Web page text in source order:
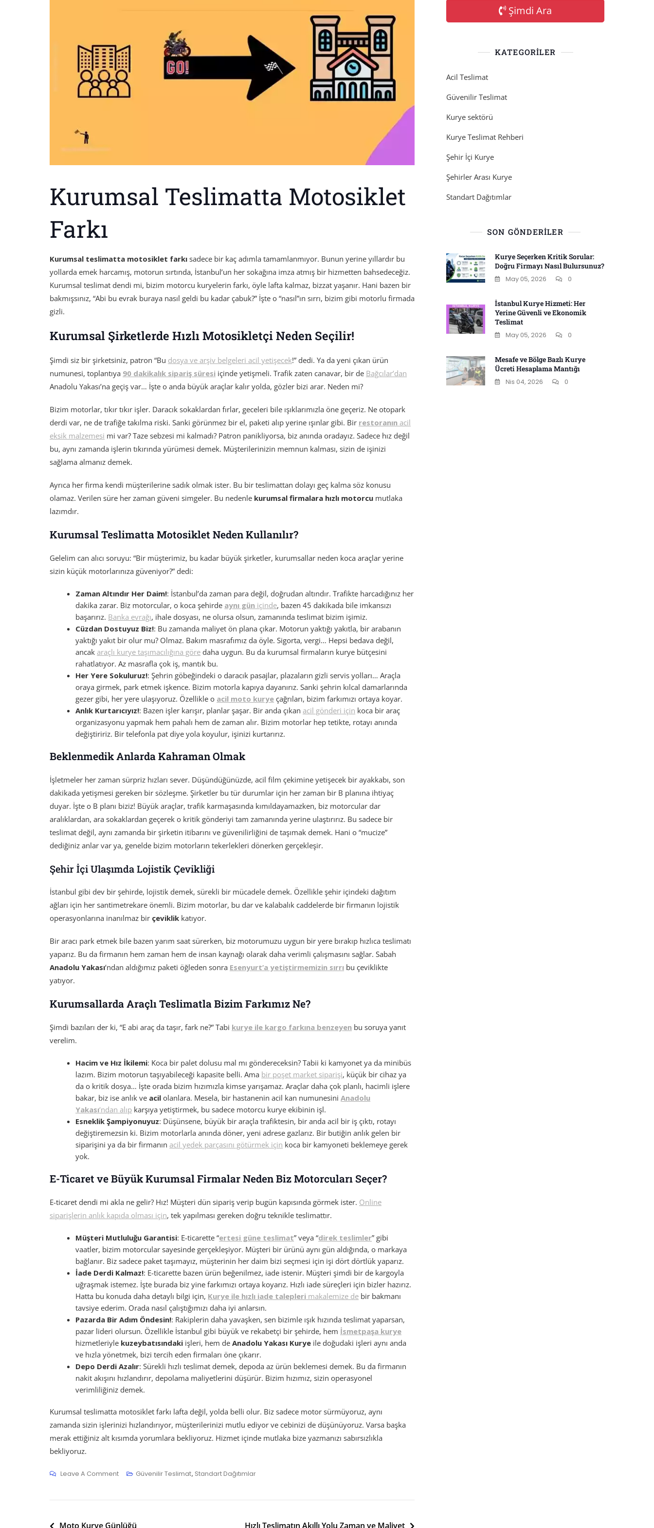
Kurumsal Teslimatta Motosiklet
Farkı
Kurumsal teslimatta motosiklet farkı sadece bir kaç adımla tamamlanmıyor. Bunun yerine yıllardır bu
yollarda emek harcamış, motorun sırtında, İstanbul’un her sokağına imza atmış bir hizmetten bahsedeceğiz.
Kurumsal teslimat dendi mi, bizim motorcu kuryelerin farkı, öyle lafta kalmaz, bizzat yaşanır. Hani bazen bir
bakmışsınız, “Abi bu evrak buraya nasıl geldi bu kadar çabuk?” İşte o “nasıl”ın sırrı, bizim gibi motorlu firmada
gizli.
Kurumsal Şirketlerde Hızlı Motosikletçi Neden Seçilir!
Şimdi siz bir şirketsiniz, patron “Bu dosya ve arşiv belgeleri acil yetişecek!” dedi. Ya da yeni çıkan ürün
numunesi, toplantıya 90 dakikalık sipariş süresi içinde yetişmeli. Trafik zaten canavar, bir de Bağcılar’dan
Anadolu Yakası’na geçiş var… İşte o anda büyük araçlar kalır yolda, gözler bizi arar. Neden mi?
Bizim motorlar, tıkır tıkır işler. Daracık sokaklardan fırlar, geceleri bile ışıklarımızla öne geçeriz. Ne otopark
derdi var, ne de trafiğe takılma riski. Sanki görünmez bir el, paketi alıp yerine ışınlar gibi. Bir restoranın acil
eksik malzemesi mi var? Taze sebzesi mi kalmadı? Patron panikliyorsa, biz anında oradayız. Sadece hız değil
bu, aynı zamanda işlerin tıkırında yürümesi demek. Müşterilerinizin memnun kalması, sizin de işinizi
sağlama almanız demek.
Ayrıca her firma kendi müşterilerine sadık olmak ister. Bu bir teslimattan dolayı geç kalma söz konusu
olamaz. Verilen süre her zaman güveni simgeler. Bu nedenle kurumsal firmalara hızlı motorcu mutlaka
lazımdır.
Kurumsal Teslimatta Motosiklet Neden Kullanılır?
Gelelim can alıcı soruyu: “Bir müşterimiz, bu kadar büyük şirketler, kurumsallar neden koca araçlar yerine
sizin küçük motorlarınıza güveniyor?” dedi:
Zaman Altındır Her Daim!: İstanbul’da zaman para değil, doğrudan altındır. Trafikte harcadığınız her
dakika zarar. Biz motorcular, o koca şehirde aynı gün içinde, bazen 45 dakikada bile imkansızı
başarırız. Banka evrağı, ihale dosyası, ne olursa olsun, zamanında teslimat bizim işimiz.
Cüzdan Dostuyuz Biz!: Bu zamanda maliyet ön plana çıkar. Motorun yaktığı yakıtla, bir arabanın
yaktığı yakıt bir olur mu? Olmaz. Bakım masrafımız da öyle. Sigorta, vergi… Hepsi bedava değil,
ancak araçlı kurye taşımacılığına göre daha uygun. Bu da kurumsal firmaların kurye bütçesini
rahatlatıyor. Az masrafla çok iş, mantık bu.
Her Yere Sokuluruz!: Şehrin göbeğindeki o daracık pasajlar, plazaların gizli servis yolları… Araçla
oraya girmek, park etmek işkence. Bizim motorla kapıya dayanırız. Sanki şehrin kılcal damarlarında
gezer gibi, her yere ulaşıyoruz. Özellikle o acil moto kurye çağrıları, bizim farkımızı ortaya koyar.
Anlık Kurtarıcıyız!: Bazen işler karışır, planlar şaşar. Bir anda çıkan acil gönderi için koca bir araç
organizasyonu yapmak hem pahalı hem de zaman alır. Bizim motorlar hep tetikte, rotayı anında
değiştiririz. Bir telefonla pat diye yola koyulur, işinizi kurtarırız.
Beklenmedik Anlarda Kahraman Olmak
İşletmeler her zaman sürpriz hızları sever. Düşündüğünüzde, acil film çekimine yetişecek bir ayakkabı, son
dakikada yetişmesi gereken bir sözleşme. Şirketler bu tür durumlar için her zaman bir B planına ihtiyaç
duyar. İşte o B planı biziz! Büyük araçlar, trafik karmaşasında kımıldayamazken, biz motorcular dar
aralıklardan, ara sokaklardan geçerek o kritik gönderiyi tam zamanında yerine ulaştırırız. Bu sadece bir
teslimat değil, aynı zamanda bir şirketin itibarını ve güvenilirliğini de taşımak demek. Hani o “mucize”
dediğiniz anlar var ya, genelde bizim motorların tekerlekleri dönerken gerçekleşir.
Şehir İçi Ulaşımda Lojistik Çevikliği
İstanbul gibi dev bir şehirde, lojistik demek, sürekli bir mücadele demek. Özellikle şehir içindeki dağıtım
ağları için her santimetrekare önemli. Bizim motorlar, bu dar ve kalabalık caddelerde bir firmanın lojistik
operasyonlarına inanılmaz bir çeviklik katıyor.
Bir aracı park etmek bile bazen yarım saat sürerken, biz motorumuzu uygun bir yere bırakıp hızlıca teslimatı
yaparız. Bu da firmanın hem zaman hem de insan kaynağı olarak daha verimli çalışmasını sağlar. Sabah
Anadolu Yakası‘ndan aldığımız paketi öğleden sonra Esenyurt’a yetiştirmemizin sırrı bu çeviklikte
yatıyor.
Kurumsallarda Araçlı Teslimatla Bizim Farkımız Ne?
Şimdi bazıları der ki, “E abi araç da taşır, fark ne?” Tabi kurye ile kargo farkına benzeyen bu soruya yanıt
verelim.
Hacim ve Hız İkilemi: Koca bir palet dolusu mal mı göndereceksin? Tabii ki kamyonet ya da minibüs
lazım. Bizim motorun taşıyabileceği kapasite belli. Ama bir poşet market siparişi, küçük bir cihaz ya
da o kritik dosya… İşte orada bizim hızımızla kimse yarışamaz. Araçlar daha çok planlı, hacimli işlere
bakar, biz ise anlık ve acil olanlara. Mesela, bir hastanenin acil kan numunesiniAnadolu
Yakası‘ndan alıp karşıya yetiştirmek, bu sadece motorcu kurye ekibinin işl.
Esneklik Şampiyonuyuz: Düşünsene, büyük bir araçla trafiktesin, bir anda acil bir iş çıktı, rotayı
değiştiremezsin ki. Bizim motorlarla anında döner, yeni adrese gazlarız. Bir butiğin anlık gelen bir
siparişini ya da bir firmanın acil yedek parçasını götürmek için koca bir kamyoneti beklemeye gerek
yok.
E-Ticaret ve Büyük Kurumsal Firmalar Neden Biz Motorcuları Seçer?
E-ticaret dendi mi akla ne gelir? Hız! Müşteri dün sipariş verip bugün kapısında görmek ister. Online
siparişlerin anlık kapıda olması için, tek yapılması gereken doğru teknikle teslimattır.
Müşteri Mutluluğu Garantisi: E-ticarette “ertesi güne teslimat” veya “direk teslimler” gibi
vaatler, bizim motorcular sayesinde gerçekleşiyor. Müşteri bir ürünü aynı gün aldığında, o markaya
bağlanır. Biz sadece paket taşımayız, müşterinin her daim bizi seçmesi için işi dört dörtlük yaparız.
İade Derdi Kalmaz!: E-ticarette bazen ürün beğenilmez, iade istenir. Müşteri şimdi bir de kargoyla
uğraşmak istemez. İşte burada biz yine farkımızı ortaya koyarız. Hızlı iade süreçleri için bizler hazırız.
Hatta bu konuda daha detaylı bilgi için, Kurye ile hızlı iade talepleri makalemize de bir bakmanı
tavsiye ederim. Orada nasıl çalıştığımızı daha iyi anlarsın.
Pazarda Bir Adım Öndesin!: Rakiplerin daha yavaşken, sen bizimle ışık hızında teslimat yaparsan,
pazar lideri olursun. Özellikle İstanbul gibi büyük ve rekabetçi bir şehirde, hem İsmetpaşa kurye
hizmetleriyle kuzeybatısındaki işleri, hem deAnadolu Yakası Kurye ile doğudaki işleri aynı anda
ve hızla yönetmek, bizi tercih eden firmaları öne çıkarır.
Depo Derdi Azalır: Sürekli hızlı teslimat demek, depoda az ürün beklemesi demek. Bu da firmanın
nakit akışını hızlandırır, depolama maliyetlerini düşürür. Bizim hızımız, sizin operasyonel
verimliliğiniz demek.
Kurumsal teslimatta motosiklet farkı lafta değil, yolda belli olur. Biz sadece motor sürmüyoruz, aynı
zamanda sizin işlerinizi hızlandırıyor, müşterilerinizi mutlu ediyor ve cebinizi de düşünüyoruz. Varsa başka
merak ettiğiniz alt kısımda yorumlara bekliyoruz. Hizmet içinde mutlaka bize yazmanızı sabırsızlıkla
bekliyoruz.
Leave A CommentOn
Teslimatta
Farkı
Güvenilir Teslimat, Standart Dağıtımlar
Moto Kurye Günlüğü Hızlı Teslimatın Akıllı Yolu Zaman ve Maliyet
Şimdi Ara
KATEGORILER
Acil Teslimat
Güvenilir Teslimat
Kurye sektörü
Kurye Teslimat Rehberi
Şehir İçi Kurye
Şehirler Arası Kurye
Standart Dağıtımlar
SON GÖNDERILER
Kurye Seçerken Kritik Sorular:
Doğru Firmayı Nasıl Bulursunuz?
May 05, 2026
0
İstanbul Kurye Hizmeti: Her
Yerine Güvenli ve Ekonomik
Teslimat
May 05, 2026
0
Mesafe ve Bölge Bazlı Kurye
Ücreti Hesaplama Mantığı
Nis 04, 2026
0